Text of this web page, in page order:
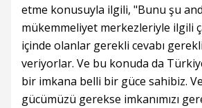
etme konusuyla ilgili, "Bunu şu
mükemmeliyet merkezleriyle ilgili
içinde olanlar gerekli cevabı
veriyorlar. Ve bu konuda da
bir imkana belli bir güce sahibiz.
gücümüzü gerekse imkanımızı